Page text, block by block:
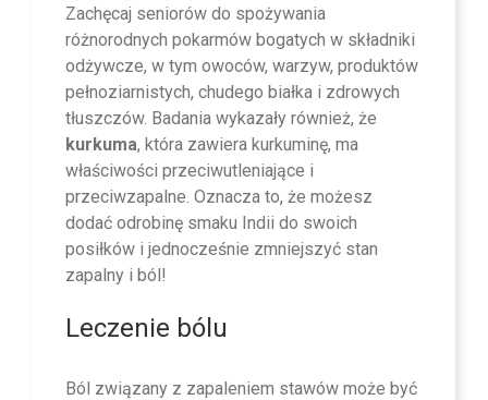
Zachęcaj seniorów do spożywania
różnorodnych pokarmów bogatych w składniki
odżywcze, w tym owoców, warzyw, produktów
pełnoziarnistych, chudego białka i zdrowych
tłuszczów. Badania wykazały również, że
kurkuma, która zawiera kurkuminę, ma
właściwości przeciwutleniające i
przeciwzapalne. Oznacza to, że możesz
dodać odrobinę smaku Indii do swoich
posiłków i jednocześnie zmniejszyć stan
zapalny i ból!
Leczenie bólu
Ból związany z zapaleniem stawów może być